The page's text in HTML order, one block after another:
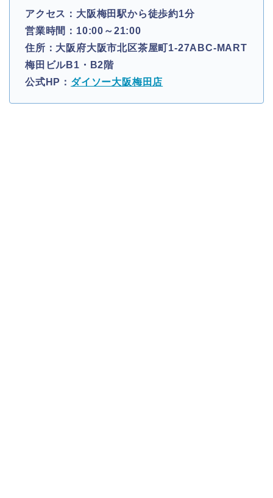
アクセス：大阪梅田駅から徒歩約1分
営業時間：10:00～21:00
住所：大阪府大阪市北区茶屋町1-27ABC-MART
梅田ビルB1・B2階
公式HP： ダイソー大阪梅田店